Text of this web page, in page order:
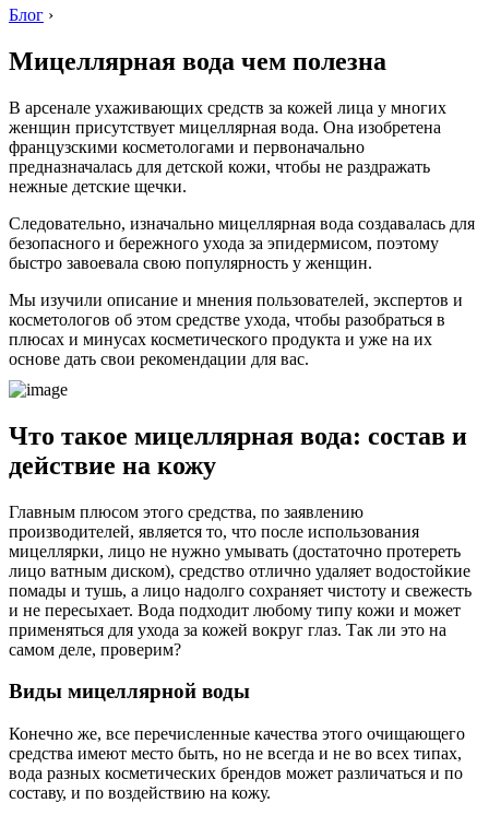
Блог ›
Мицеллярная вода чем полезна
В арсенале ухаживающих средств за кожей лица у многих
женщин присутствует мицеллярная вода. Она изобретена
французскими косметологами и первоначально
предназначалась для детской кожи, чтобы не раздражать
нежные детские щечки.
Следовательно, изначально мицеллярная вода создавалась для
безопасного и бережного ухода за эпидермисом, поэтому
быстро завоевала свою популярность у женщин.
Мы изучили описание и мнения пользователей, экспертов и
косметологов об этом средстве ухода, чтобы разобраться в
плюсах и минусах косметического продукта и уже на их
основе дать свои рекомендации для вас.
Что такое мицеллярная вода: состав и
действие на кожу
Главным плюсом этого средства, по заявлению
производителей, является то, что после использования
мицеллярки, лицо не нужно умывать (достаточно протереть
лицо ватным диском), средство отлично удаляет водостойкие
помады и тушь, а лицо надолго сохраняет чистоту и свежесть
и не пересыхает. Вода подходит любому типу кожи и может
применяться для ухода за кожей вокруг глаз. Так ли это на
самом деле, проверим?
Виды мицеллярной воды
Конечно же, все перечисленные качества этого очищающего
средства имеют место быть, но не всегда и не во всех типах,
вода разных косметических брендов может различаться и по
составу, и по воздействию на кожу.